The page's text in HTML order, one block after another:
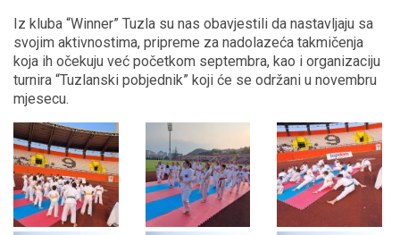
Iz kluba “Winner” Tuzla su nas obavjestili da nastavljaju sa
svojim aktivnostima, pripreme za nadolazeća takmičenja
koja ih očekuju već početkom septembra, kao i organizaciju
turnira “Tuzlanski pobjednik” koji će se održani u novembru
mjesecu.